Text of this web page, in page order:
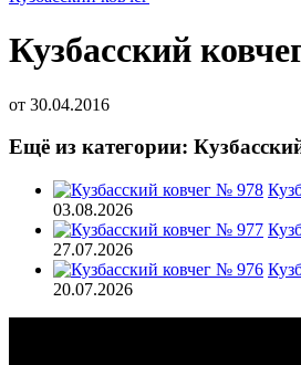
Кузбасский
от 30.04.2016
Ещё из категории:
03.08.2026
27.07.2026
20.07.2026